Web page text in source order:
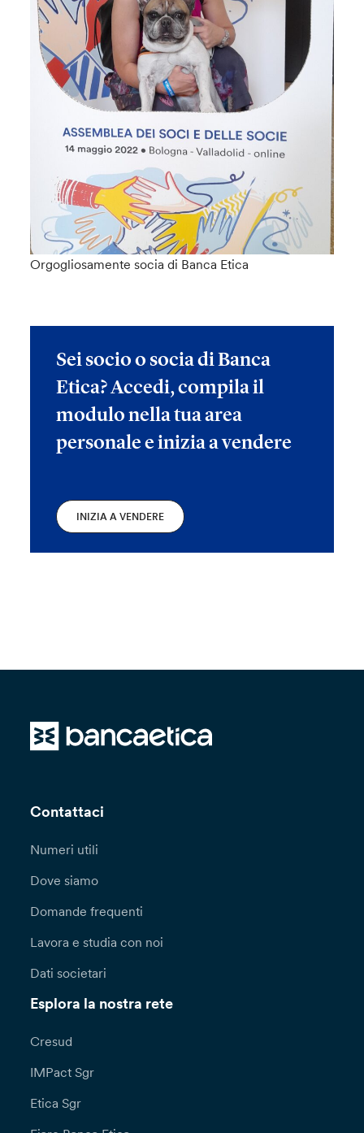
Orgogliosamente socia di Banca Etica
Sei socio o socia di Banca
Etica? Accedi, compila il
modulo nella tua area
personale e inizia a vendere
INIZIA A VENDERE
Contattaci
Numeri utili
Dove siamo
Domande frequenti
Lavora e studia con noi
Dati societari
Esplora la nostra rete
Cresud
IMPact Sgr
Etica Sgr